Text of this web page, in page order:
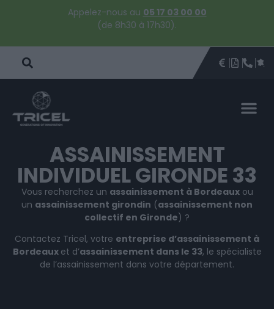
Appelez-nous au 05 17 03 00 00
(de 8h30 à 17h30).
DEVISÊTRE
ASSAINISSEMENT
INDIVIDUEL GIRONDE 33
Vous recherchez un assainissement à Bordeauxou
un assainissement girondin (assainissement non
collectif en Gironde) ?
Contactez Tricel, votre entreprise d’assainissement à
Bordeaux et d’assainissement dans le 33, le spécialiste
de l’assainissement dans votre département.